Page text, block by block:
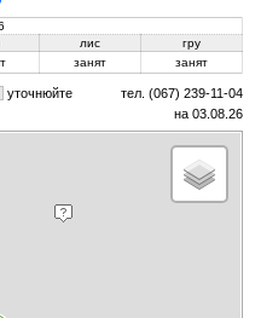
лис
гру
занят занят
уточнюйте
тел. (067) 239-11-04
на 03.08.26